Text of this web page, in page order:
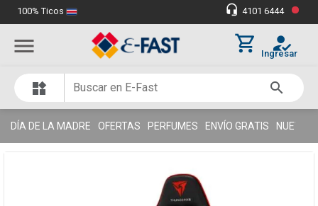
100% Ticos
headset_mic 4101 6444 •
menu shopping_cart how_to_reg
Ingresar
widgets search
DÍA DE LA MADRE OFERTAS PERFUMES ENVÍO GRATIS NUEVOS